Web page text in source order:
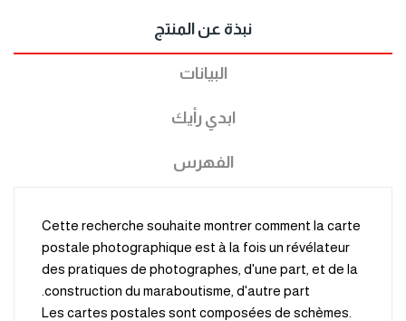
نبذة عن المنتج
البيانات
ابدي رأيك
الفهرس
Cette recherche souhaite montrer comment la carte
postale photographique est à la fois un révélateur
des pratiques de photographes, d'une part, et de la
construction du maraboutisme, d'autre part.
.Les cartes postales sont composées de schèmes